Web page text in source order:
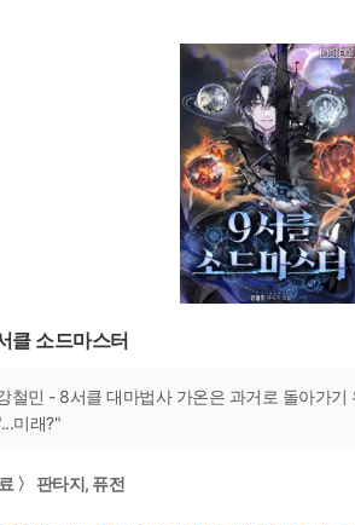
클 소드마스터
철민 - 8서클 대마법사 가온은 과거로 돌아가기
미래?"
〉 판타지, 퓨전